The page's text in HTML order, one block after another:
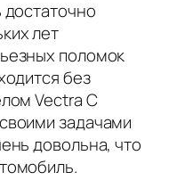
достаточно
лет
поломок
без
Vectra C
задачами
довольна, что